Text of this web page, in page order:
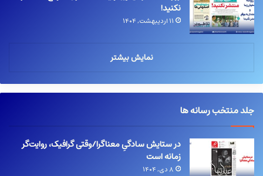
نکنید!
۱۱ اردیبهشت, ۱۴۰۴
نمایش بیشتر
جلد منتخب رسانه ها
در ستایش سادگیِ معناگرا/وقتی گرافیک، روایت‌گر
زمانه است
۸ دی, ۱۴۰۴